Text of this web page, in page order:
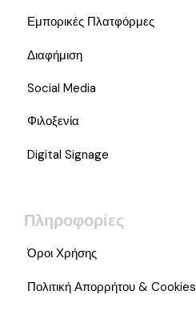
Εμπορικές Πλατφόρμες
Διαφήμιση
Social Media
Φιλοξενία
Digital Signage
Πληροφορίες
Όροι Χρήσης
Πολιτική Απορρήτου & Cookies